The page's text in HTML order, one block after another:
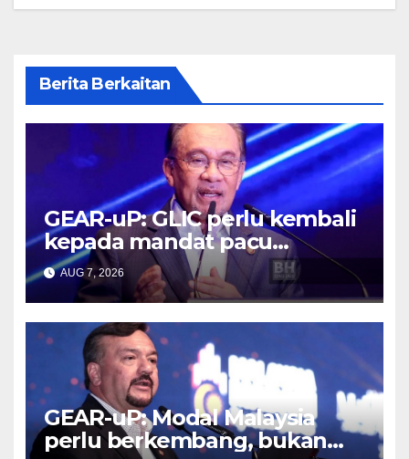
Berita Berkaitan
GEAR-uP: GLIC perlu kembali
kepada mandat pacu
pembangunan negara –
Anwar
AUG 7, 2026
GEAR-uP: Modal Malaysia
perlu berkembang, bukan